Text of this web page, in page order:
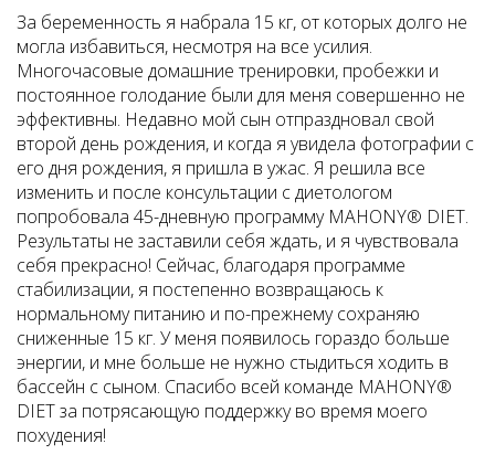
За беременность я набрала 15 кг, от которых долго не
могла избавиться, несмотря на все усилия.
Многочасовые домашние тренировки, пробежки и
постоянное голодание были для меня совершенно не
эффективны. Недавно мой сын отпраздновал свой
второй день рождения, и когда я увидела фотографии с
его дня рождения, я пришла в ужас. Я решила все
изменить и после консультации с диетологом
попробовала 45-дневную программу MAHONY® DIET.
Результаты не заставили себя ждать, и я чувствовала
себя прекрасно! Сейчас, благодаря программе
стабилизации, я постепенно возвращаюсь к
нормальному питанию и по-прежнему сохраняю
сниженные 15 кг. У меня появилось гораздо больше
энергии, и мне больше не нужно стыдиться ходить в
бассейн с сыном. Спасибо всей команде MAHONY®
DIET за потрясающую поддержку во время моего
похудения!